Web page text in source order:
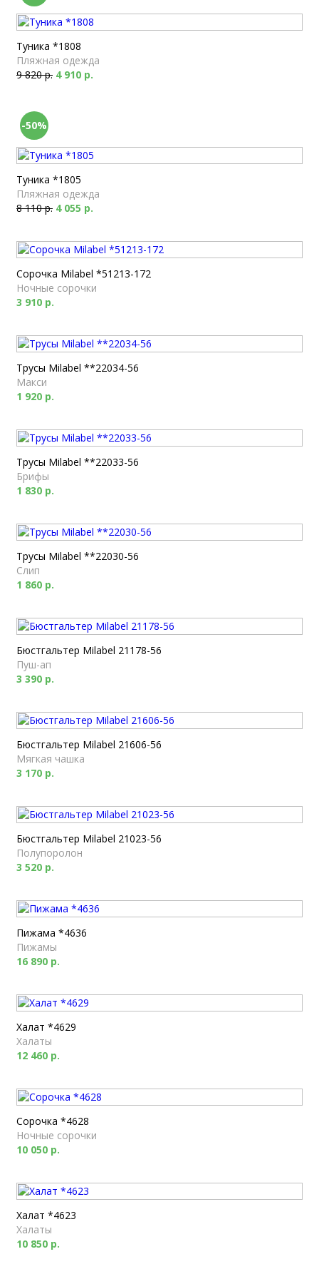
Туника *1808
Пляжная одежда
9 820 р. 4 910 р.
-50%
Туника *1805
Пляжная одежда
8 110 р. 4 055 р.
Сорочка Milabel *51213-172
Ночные сорочки
3 910 р.
Трусы Milabel **22034-56
Макси
1 920 р.
Трусы Milabel **22033-56
Брифы
1 830 р.
Трусы Milabel **22030-56
Слип
1 860 р.
Бюстгальтер Milabel 21178-56
Пуш-ап
3 390 р.
Бюстгальтер Milabel 21606-56
Мягкая чашка
3 170 р.
Бюстгальтер Milabel 21023-56
Полупоролон
3 520 р.
Пижама *4636
Пижамы
16 890 р.
Халат *4629
Халаты
12 460 р.
Сорочка *4628
Ночные сорочки
10 050 р.
Халат *4623
Халаты
10 850 р.